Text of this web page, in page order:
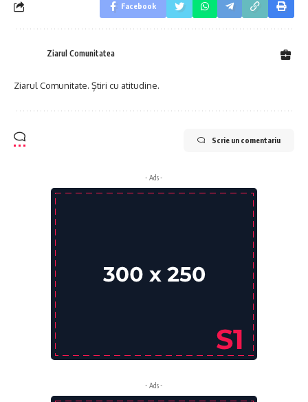
Facebook
Ziarul Comunitatea
Ziarul Comunitate. Știri cu atitudine.
Scrie un comentariu
- Ads -
- Ads -